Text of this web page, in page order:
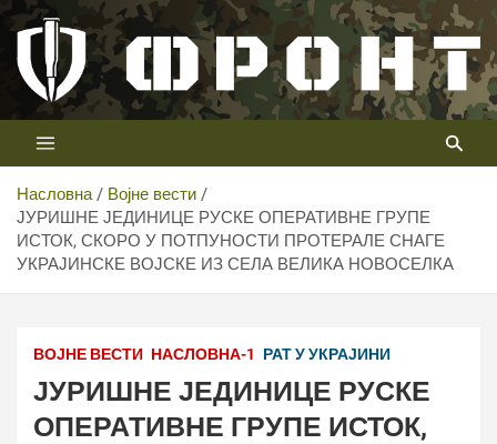
Скип
цонтент
Телевизија ФРОНТ
Први војни канал у Србији
Насловна
Војне вести
ЈУРИШНЕ ЈЕДИНИЦЕ РУСКЕ ОПЕРАТИВНЕ ГРУПЕ
ИСТОК, СКОРО У ПОТПУНОСТИ ПРОТЕРАЛЕ СНАГЕ
УКРАЈИНСКЕ ВОЈСКЕ ИЗ СЕЛА ВЕЛИКА НОВОСЕЛКА
ВОЈНЕ ВЕСТИ НАСЛОВНА-1 РАТ У УКРАЈИНИ
ЈУРИШНЕ ЈЕДИНИЦЕ РУСКЕ
ОПЕРАТИВНЕ ГРУПЕ ИСТОК,